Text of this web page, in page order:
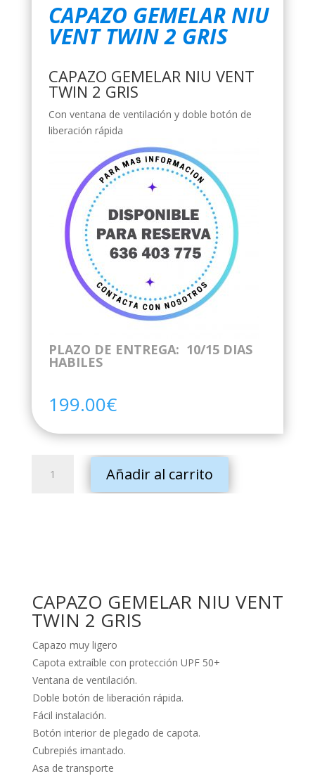
CAPAZO GEMELAR NIU
VENT TWIN 2 GRIS
CAPAZO GEMELAR NIU VENT
TWIN 2 GRIS
Con ventana de ventilación y doble botón de
liberación rápida
PLAZO DE ENTREGA: 10/15 DIAS
HABILES
199.00€
GEMELAR
Añadir al carrito
CAPAZO GEMELAR NIU VENT
TWIN 2 GRIS
Capazo muy ligero
Capota extraíble con protección UPF 50+
Ventana de ventilación.
Doble botón de liberación rápida.
Fácil instalación.
Botón interior de plegado de capota.
Cubrepiés imantado.
Asa de transporte